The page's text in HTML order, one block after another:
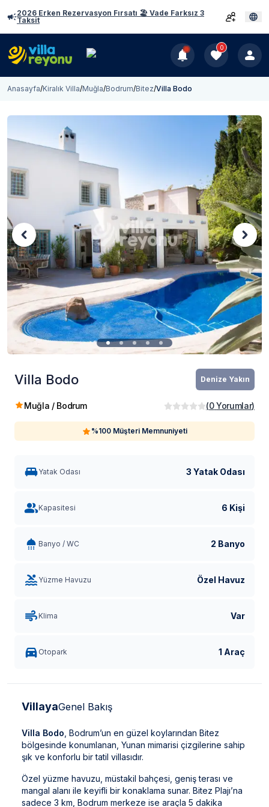
2026 Erken Rezervasyon Fırsatı 🏖️ Vade Farksız 3
Taksit
0
Anasayfa/Kiralık Villa/Muğla/Bodrum/Bitez/Villa Bodo
Villa Bodo Denize Yakın
Muğla / Bodrum (0 Yorumlar)
%100 Müşteri Memnuniyeti
Yatak Odası 3 Yatak Odası
Kapasitesi 6 Kişi
Banyo / WC 2 Banyo
Yüzme Havuzu Özel Havuz
Klima Var
Otopark 1 Araç
VillayaGenel Bakış
Villa Bodo , Bodrum’un en güzel koylarından Bitez
bölgesinde konumlanan, Yunan mimarisi çizgilerine sahip
şık ve konforlu bir tatil villasıdır.
Özel yüzme havuzu, müstakil bahçesi, geniş terası ve
mangal alanı ile keyifli bir konaklama sunar. Bitez Plajı’na
sadece 3 km, Bodrum merkeze ise araçla 5 dakika